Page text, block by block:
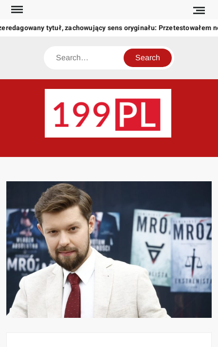
Skip
content
tytuł, zachowujący sens oryginału: Przetestowałem
Search
świat